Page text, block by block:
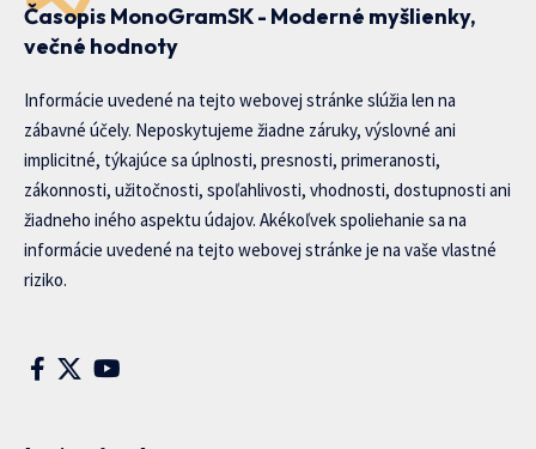
Časopis MonoGramSK - Moderné myšlienky,
večné hodnoty
Informácie uvedené na tejto webovej stránke slúžia len na
zábavné účely. Neposkytujeme žiadne záruky, výslovné ani
implicitné, týkajúce sa úplnosti, presnosti, primeranosti,
zákonnosti, užitočnosti, spoľahlivosti, vhodnosti, dostupnosti ani
žiadneho iného aspektu údajov. Akékoľvek spoliehanie sa na
informácie uvedené na tejto webovej stránke je na vaše vlastné
riziko.